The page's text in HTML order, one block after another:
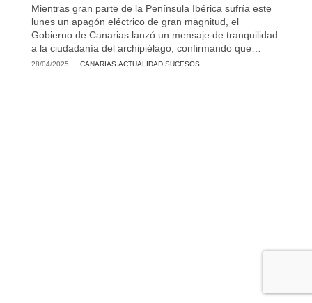
Mientras gran parte de la Península Ibérica sufría este
lunes un apagón eléctrico de gran magnitud, el
Gobierno de Canarias lanzó un mensaje de tranquilidad
a la ciudadanía del archipiélago, confirmando que…
28/04/2025 CANARIAS·ACTUALIDAD·SUCESOS